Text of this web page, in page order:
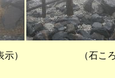
数表示） （石